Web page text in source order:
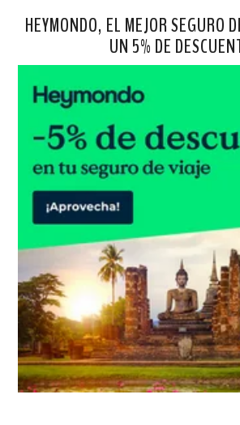
HEYMONDO, EL MEJOR SEGURO
UN 5% DE